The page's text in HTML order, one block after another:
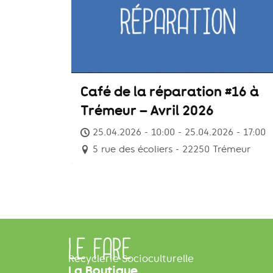
Café de la réparation #16 à
Trémeur – Avril 2026
25.04.2026 - 10:00 - 25.04.2026 - 17:00
5 rue des écoliers - 22250 Trémeur
LE FARE
Recyclerie Socioculturelle